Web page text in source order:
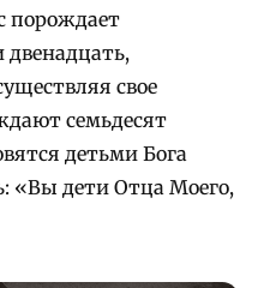
порождает
двенадцать,
свое
семьдесят
детьми Бога
«Вы дети Отца Моего,